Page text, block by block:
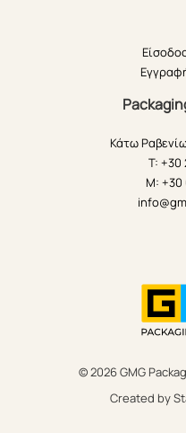
Κάτω
T: +30
M: +30
© 2026 GMG
Created by